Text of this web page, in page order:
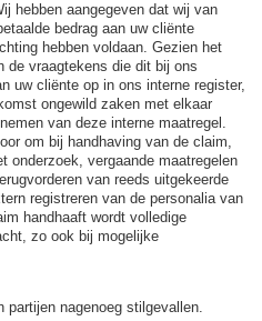
hebben aangegeven dat wij van
bedrag aan uw cliënte
hebben voldaan. Gezien het
de vraagtekens die dit bij ons
uw cliënte op in ons interne register,
ongewild zaken met elkaar
van deze interne maatregel.
om bij handhaving van de claim,
onderzoek, vergaande maatregelen
van reeds uitgekeerde
registreren van de personalia van
handhaaft wordt volledige
zo ook bij mogelijke
nagenoeg stilgevallen.